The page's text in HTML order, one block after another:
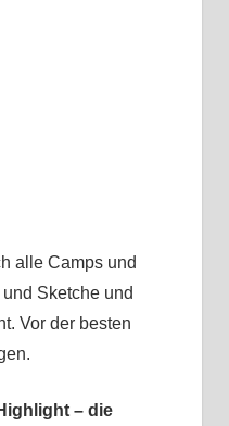
alle Camps und
Sketche und
Vor der besten
– die